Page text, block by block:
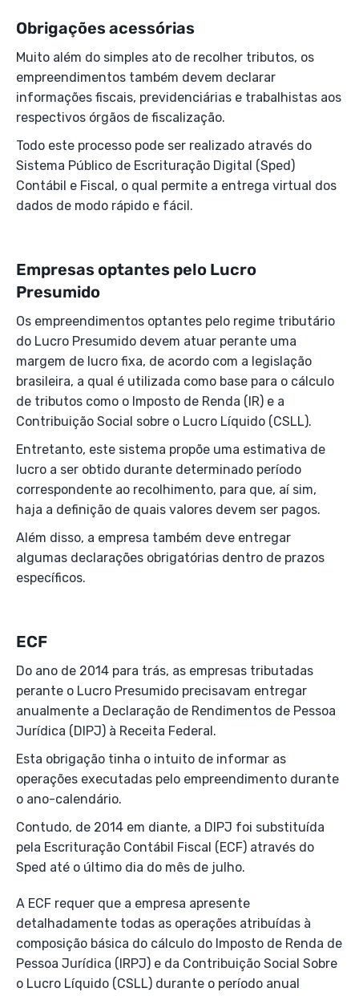
Obrigações acessórias
Muito além do simples ato de recolher tributos, os
empreendimentos também devem declarar
informações fiscais, previdenciárias e trabalhistas aos
respectivos órgãos de fiscalização.
Todo este processo pode ser realizado através do
Sistema Público de Escrituração Digital (Sped)
Contábil e Fiscal, o qual permite a entrega virtual dos
dados de modo rápido e fácil.
Empresas optantes pelo Lucro
Presumido
Os empreendimentos optantes pelo regime tributário
do Lucro Presumido devem atuar perante uma
margem de lucro fixa, de acordo com a legislação
brasileira, a qual é utilizada como base para o cálculo
de tributos como o Imposto de Renda (IR) e a
Contribuição Social sobre o Lucro Líquido (CSLL).
Entretanto, este sistema propõe uma estimativa de
lucro a ser obtido durante determinado período
correspondente ao recolhimento, para que, aí sim,
haja a definição de quais valores devem ser pagos.
Além disso, a empresa também deve entregar
algumas declarações obrigatórias dentro de prazos
específicos.
ECF
Do ano de 2014 para trás, as empresas tributadas
perante o Lucro Presumido precisavam entregar
anualmente a Declaração de Rendimentos de Pessoa
Jurídica (DIPJ) à Receita Federal.
Esta obrigação tinha o intuito de informar as
operações executadas pelo empreendimento durante
o ano-calendário.
Contudo, de 2014 em diante, a DIPJ foi substituída
pela Escrituração Contábil Fiscal (ECF) através do
Sped até o último dia do mês de julho.
A ECF requer que a empresa apresente
detalhadamente todas as operações atribuídas à
composição básica do cálculo do Imposto de Renda de
Pessoa Jurídica (IRPJ) e da Contribuição Social Sobre
o Lucro Líquido (CSLL) durante o período anual